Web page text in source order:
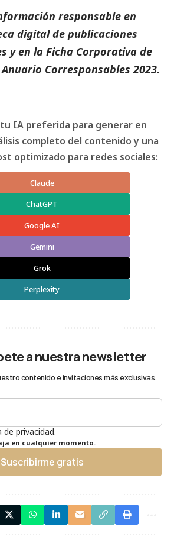
responsable en
digital de publicaciones
y en la Ficha Corporativa de
Anuario Corresponsables 2023.
tu IA preferida para generar en
completo del contenido y una
optimizado para redes sociales:
Claude
ChatGPT
Google AI
Gemini
Grok
Perplexity
a nuestra newsletter
contenido e invitaciones más exclusivas.
privacidad.
en cualquier momento.
Suscribirme gratis